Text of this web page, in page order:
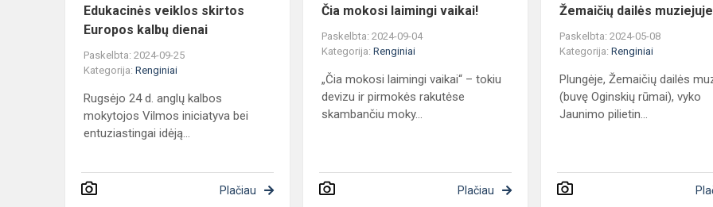
Edukacinės veiklos skirtos
Europos kalbų dienai
Paskelbta: 2024-09-25
Kategorija: Renginiai
Rugsėjo 24 d. anglų kalbos
mokytojos Vilmos iniciatyva bei
entuziastingai idėją...
Plačiau
Čia mokosi laimingi vaikai!
Paskelbta: 2024-09-04
Kategorija:Renginiai
„Čia mokosi laimingi vaikai“ – tokiu
devizu ir pirmokės rakutėse
skambančiu moky...
Plačiau
Žemaičių dailės muziejuje
Paskelbta: 2024-05-08
Kategorija:Renginiai
Plungėje, Žemaičių dailės
(buvę Oginskių rūmai), vyko
Jaunimo pilietin...